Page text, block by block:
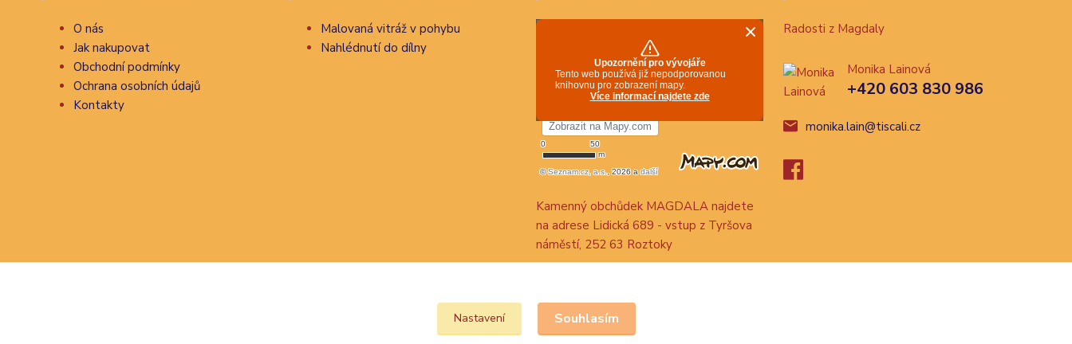
O nás
Jak nakupovat
Obchodní podmínky
Ochrana osobních údajů
Kontakty
Malovaná vitráž v pohybu
Nahlédnutí do dílny
Kamenný obchůdek MAGDALA najdete
na adrese Lidická 689 - vstup z Tyršova
náměstí, 252 63 Roztoky
Radosti z Magdaly
Monika Lainová
+420 603 830 986
monika.lain@tiscali.cz
Nastavení Souhlasím